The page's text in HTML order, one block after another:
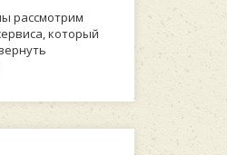
рассмотрим
который